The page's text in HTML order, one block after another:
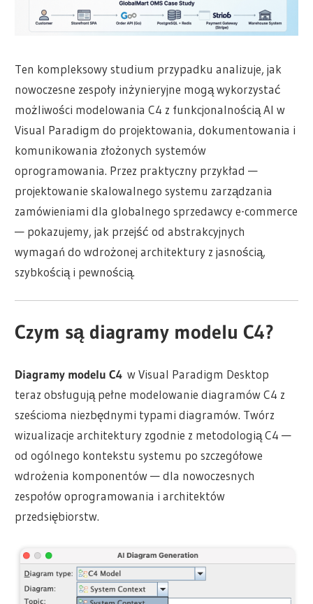
Ten kompleksowy studium przypadku analizuje, jak
nowoczesne zespoły inżynieryjne mogą wykorzystać
możliwości modelowania C4 z funkcjonalnością AI w
Visual Paradigm do projektowania, dokumentowania i
komunikowania złożonych systemów
oprogramowania. Przez praktyczny przykład —
projektowanie skalowalnego systemu zarządzania
zamówieniami dla globalnego sprzedawcy e-commerce
— pokazujemy, jak przejść od abstrakcyjnych
wymagań do wdrożonej architektury z jasnością,
szybkością i pewnością.
Czym są diagramy modelu C4?
Diagramy modelu C4 w Visual Paradigm Desktop
teraz obsługują pełne modelowanie diagramów C4 z
sześcioma niezbędnymi typami diagramów. Twórz
wizualizacje architektury zgodnie z metodologią C4 —
od ogólnego kontekstu systemu po szczegółowe
wdrożenia komponentów — dla nowoczesnych
zespołów oprogramowania i architektów
przedsiębiorstw.